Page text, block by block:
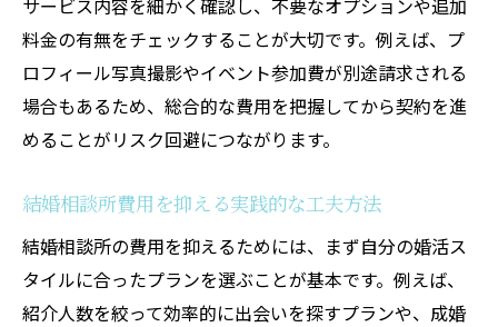
サービス内容を細かく確認し、不要なオプションや追加
料金の有無をチェックすることが大切です。例えば、プ
ロフィール写真撮影やイベント参加費が別途請求される
場合もあるため、総合的な費用を把握してから契約を進
めることがリスク回避につながります。
結婚相談所費用を抑える実践的な工夫方法
結婚相談所の費用を抑えるためには、まず自分の婚活ス
タイルに合ったプランを選ぶことが基本です。例えば、
紹介人数を絞って効率的に出会いを探すプランや、成婚